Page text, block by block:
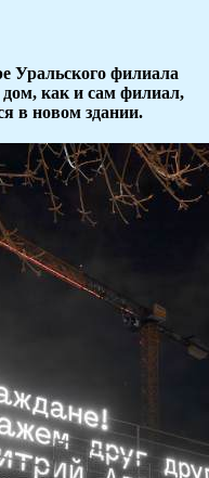
Уральского филиала
как и сам филиал,
в новом здании.